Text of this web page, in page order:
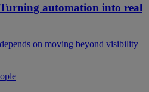
automation into real
on moving beyond visibility